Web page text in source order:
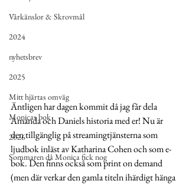
Vårkänslor & Skrovmål
2024
nyhetsbrev
2025
Mitt hjärtas omväg
Monicas bok
2026
Sommaren då Monica fick nog
Äntligen har dagen kommit då jag får dela
Amanda och Daniels historia med er! Nu är
den tillgänglig på streamingtjänsterna som
ljudbok inläst av Katharina Cohen och som e-
bok. Den finns också som print on demand
(men där verkar den gamla titeln ihärdigt hänga